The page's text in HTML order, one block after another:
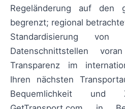
Regeländerung auf den
begrenzt; regional
Standardisierung von
Datenschnittstellen
Transparenz im
Ihren nächsten
Bequemlichkeit und